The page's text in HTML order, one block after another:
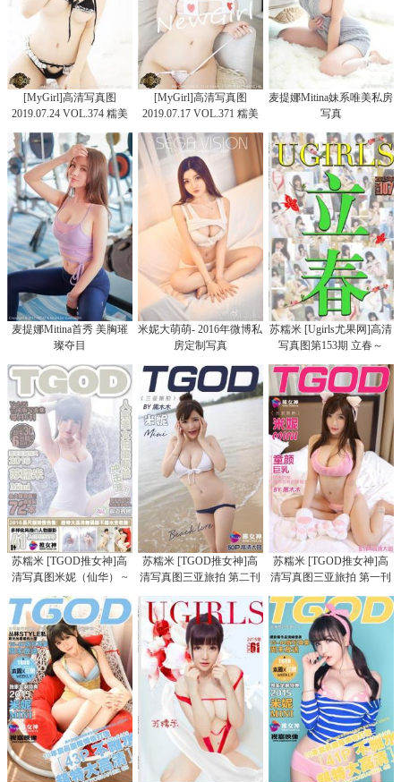
[MyGirl]高清写真图
2019.07.24 VOL.374 糯美
[MyGirl]高清写真图
2019.07.17 VOL.371 糯美
麦提娜Mitina妹系唯美私房
写真
麦提娜Mitina首秀 美胸璀
璨夺目
米妮大萌萌- 2016年微博私
房定制写真
苏糯米 [Ugirls尤果网]高清
写真图第153期 立春～
苏糯米 [TGOD推女神]高
清写真图米妮（仙华） ~
苏糯米 [TGOD推女神]高
清写真图三亚旅拍 第二刊
~
苏糯米 [TGOD推女神]高
清写真图三亚旅拍 第一刊
~